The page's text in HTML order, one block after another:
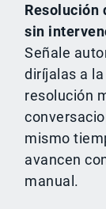
Resolución
sin
Señale
diríjalas a
resolución
mismo
avancen
manual.